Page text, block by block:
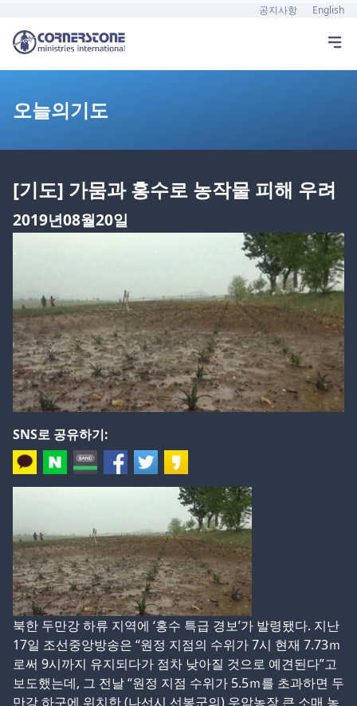
공지사항 English
오늘의기도
[기도] 가뭄과 홍수로 농작물 피해 우려
2019년08월20일
SNS로 공유하기:
북한 두만강 하류 지역에 ‘홍수 특급 경보’가 발령됐다. 지난
17일 조선중앙방송은 “원정 지점의 수위가 7시 현재 7.73ｍ
로써 9시까지 유지되다가 점차 낮아질 것으로 예견된다”고
보도했는데, 그 전날 “원정 지점 수위가 5.5ｍ를 초과하면 두
만강 하구에 위치한 (나선시 선봉군의) 우암농장 큰 소매 농